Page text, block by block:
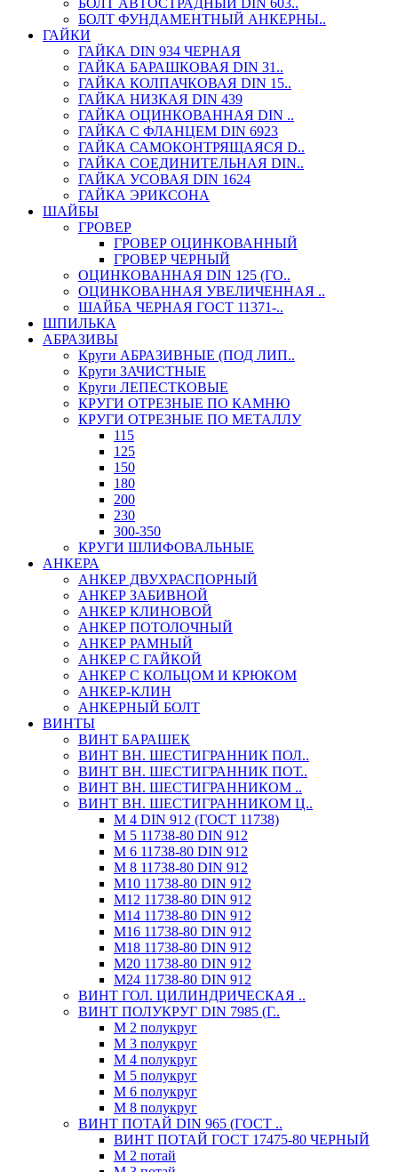
БОЛТ АВТОСТРАДНЫЙ DIN 603..
БОЛТ ФУНДАМЕНТНЫЙ АНКЕРНЫ..
ГАЙКИ
ГАЙКА DIN 934 ЧЕРНАЯ
ГАЙКА БАРАШКОВАЯ DIN 31..
ГАЙКА КОЛПАЧКОВАЯ DIN 15..
ГАЙКА НИЗКАЯ DIN 439
ГАЙКА ОЦИНКОВАННАЯ DIN ..
ГАЙКА С ФЛАНЦЕМ DIN 6923
ГАЙКА САМОКОНТРЯЩАЯСЯ D..
ГАЙКА СОЕДИНИТЕЛЬНАЯ DIN..
ГАЙКА УСОВАЯ DIN 1624
ГАЙКА ЭРИКСОНА
ШАЙБЫ
ГРОВЕР
ГРОВЕР ОЦИНКОВАННЫЙ
ГРОВЕР ЧЕРНЫЙ
ОЦИНКОВАННАЯ DIN 125 (ГО..
ОЦИНКОВАННАЯ УВЕЛИЧЕННАЯ ..
ШАЙБА ЧЕРНАЯ ГОСТ 11371-..
ШПИЛЬКА
АБРАЗИВЫ
Круги АБРАЗИВНЫЕ (ПОД ЛИП..
Круги ЗАЧИСТНЫЕ
Круги ЛЕПЕСТКОВЫЕ
КРУГИ ОТРЕЗНЫЕ ПО КАМНЮ
КРУГИ ОТРЕЗНЫЕ ПО МЕТАЛЛУ
115
125
150
180
200
230
300-350
КРУГИ ШЛИФОВАЛЬНЫЕ
АНКЕРА
АНКЕР ДВУХРАСПОРНЫЙ
АНКЕР ЗАБИВНОЙ
АНКЕР КЛИНОВОЙ
АНКЕР ПОТОЛОЧНЫЙ
АНКЕР РАМНЫЙ
АНКЕР С ГАЙКОЙ
АНКЕР С КОЛЬЦОМ И КРЮКОМ
АНКЕР-КЛИН
АНКЕРНЫЙ БОЛТ
ВИНТЫ
ВИНТ БАРАШЕК
ВИНТ ВН. ШЕСТИГРАННИК ПОЛ..
ВИНТ ВН. ШЕСТИГРАННИК ПОТ..
ВИНТ ВН. ШЕСТИГРАННИКОМ ..
ВИНТ ВН. ШЕСТИГРАННИКОМ Ц..
М 4 DIN 912 (ГОСТ 11738)
М 5 11738-80 DIN 912
М 6 11738-80 DIN 912
М 8 11738-80 DIN 912
М10 11738-80 DIN 912
М12 11738-80 DIN 912
М14 11738-80 DIN 912
М16 11738-80 DIN 912
М18 11738-80 DIN 912
М20 11738-80 DIN 912
М24 11738-80 DIN 912
ВИНТ ГОЛ. ЦИЛИНДРИЧЕСКАЯ ..
ВИНТ ПОЛУКРУГ DIN 7985 (Г..
М 2 полукруг
М 3 полукруг
М 4 полукруг
М 5 полукруг
М 6 полукруг
М 8 полукруг
ВИНТ ПОТАЙ DIN 965 (ГОСТ ..
ВИНТ ПОТАЙ ГОСТ 17475-80 ЧЕРНЫЙ
М 2 потай